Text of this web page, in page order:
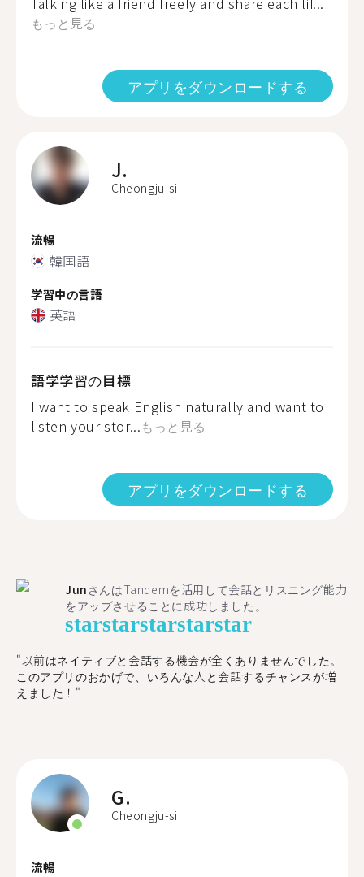
もっと見る
アプリをダウンロードする
J.
Cheongju-si
流暢
韓国語
学習中の言語
英語
語学学習の目標
I want to speak English naturally and want to
listen your stor...もっと見る
アプリをダウンロードする
Jun さんはTandemを活用して会話とリスニング能力
をアップさせることに成功しました。
starstarstarstarstar
"以前はネイティブと会話する機会が全くありませんでした。
このアプリのおかげで、いろんな人と会話するチャンスが増
えました！"
G.
Cheongju-si
流暢